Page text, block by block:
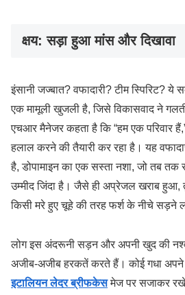
क्षय: सड़ा हुआ मांस और दिखावा
इंसानी जज्बात? वफादारी? टीम स्पिरिट? ये
एक मामूली खुजली है, जिसे विकासवाद ने
एचआर मैनेजर कहता है कि “हम एक परिवार
हलाल करने की तैयारी कर रहा है। यह
है, डोपामाइन का एक सस्ता नशा, जो तब
उम्मीद जिंदा है। जैसे ही अप्रेजल खराब हुआ,
किसी मरे हुए चूहे की तरह फर्श के नीचे सड़ने
लोग इस अंदरूनी सड़न और अपनी खुद की
अजीब-अजीब हरकतें करते हैं। कोई गधा
इटालियन लेदर ब्रीफकेसमेज पर सजाकर